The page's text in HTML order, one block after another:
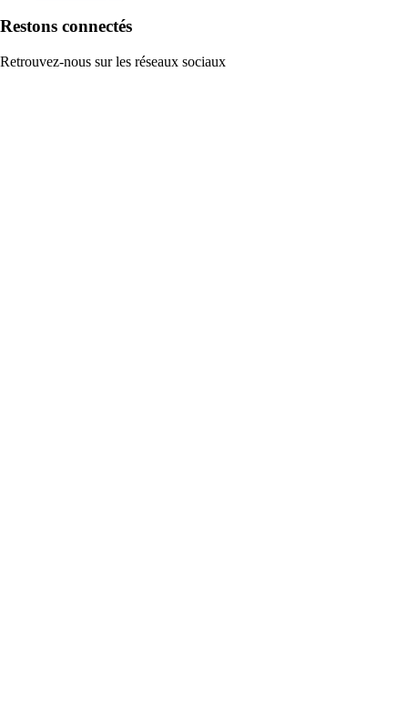
Restons connectés
Retrouvez-nous sur les réseaux sociaux